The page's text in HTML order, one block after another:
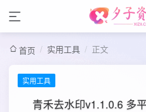
首页 / 实用工具 / 正文
实用工具
青禾去水印v1.1.0.6 多